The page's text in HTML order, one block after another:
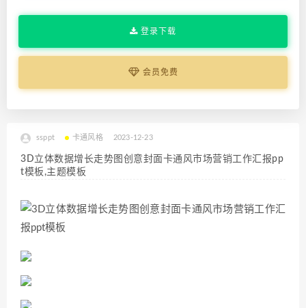
登录下载
会员免费
ssppt 卡通风格 2023-12-23
3D立体数据增长走势图创意封面卡通风市场营销工作汇报pp
t模板,主题模板